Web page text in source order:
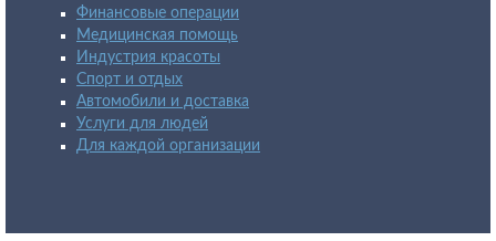
Финансовые операции
Медицинская помощь
Индустрия красоты
Спорт и отдых
Автомобили и доставка
Услуги для людей
Для каждой организации